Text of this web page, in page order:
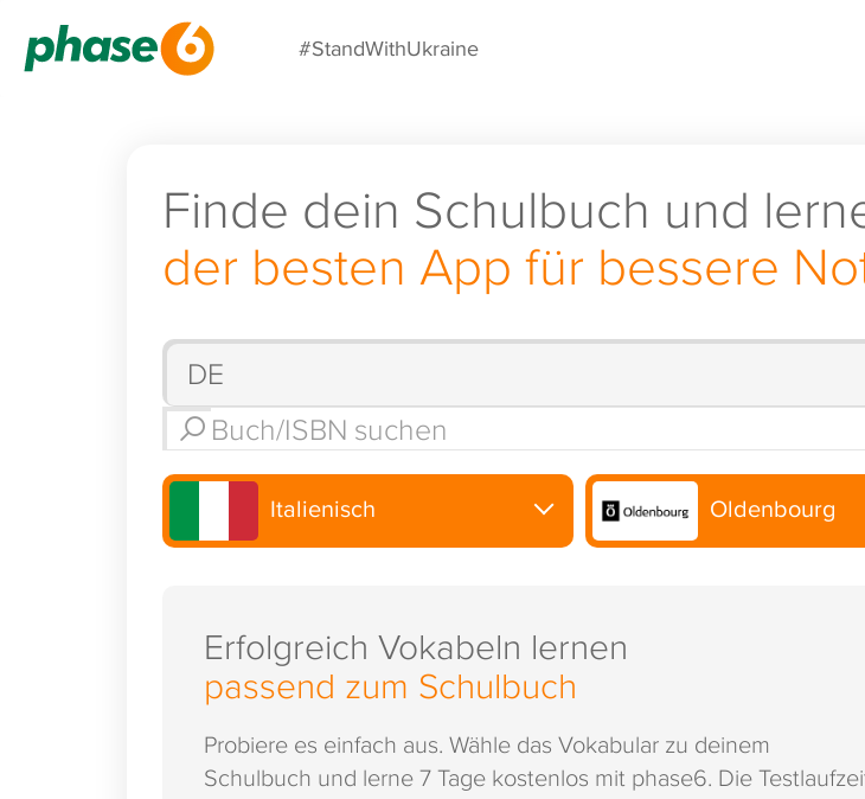
#StandWithUkraine
Finde dein Schulbuch und
der besten App für bessere
Italienisch Oldenbourg
Erfolgreich Vokabeln lernen
passend zum Schulbuch
Probiere es einfach aus. Wähle das Vokabular zu deinem
Schulbuch und lerne 7 Tage kostenlos mit phase6. Die